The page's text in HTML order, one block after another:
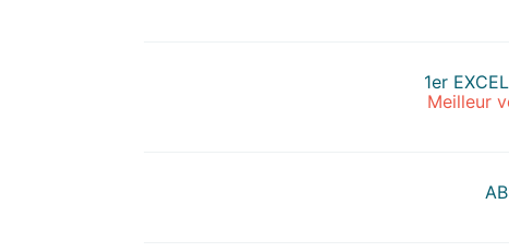
1er
Meilleur